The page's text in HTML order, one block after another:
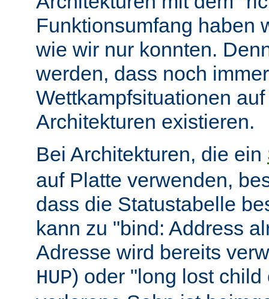
Funktionsumfang haben
wie wir nur konnten.
werden, dass noch immer
Wettkampfsituationen
Architekturen existieren.
Bei Architekturen, die ein
auf Platte verwenden,
dass die Statustabelle
kann zu "bind: Address
Adresse wird bereits
HUP) oder "long lost